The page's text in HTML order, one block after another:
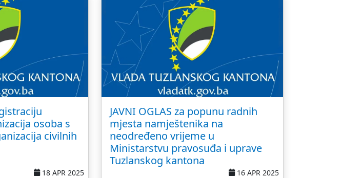
osoba s
civilnih
18 APR 2025
JAVNI OGLAS za popunu radnih
mjesta namještenika na
neodređeno vrijeme u
Ministarstvu pravosuđa i uprave
Tuzlanskog kantona
16 APR 2025